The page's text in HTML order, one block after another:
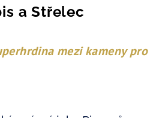
a Střelec
mezi kameny pro